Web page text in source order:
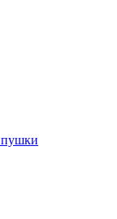
пушки